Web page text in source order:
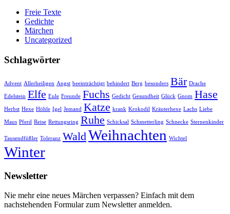
Freie Texte
Gedichte
Märchen
Uncategorized
Schlagwörter
Advent Allerheiligen Angst beeinträchtigt behindert Berg besonders Bär Drache
Edelstein Elfe Eule Freunde Fuchs Gedicht Gesundheit Glück Gnom Hase
Herbst Hexe Höhle Igel Jemand Katze krank Krokodil Kräuterhexe Lachs Liebe
Maus Pferd Reise Rettungsring Ruhe Schicksal Schmetterling Schnecke Sternenkinder
Tausendfüßler Toleranz WaldWeihnachten Wichtel
Winter
Newsletter
Nie mehr eine neues Märchen verpassen? Einfach mit dem
nachstehenden Formular zum Newsletter anmelden.